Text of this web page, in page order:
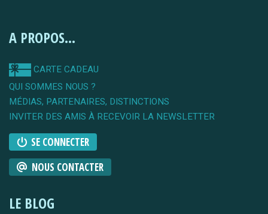
A PROPOS...
CARTE CADEAU
QUI SOMMES NOUS ?
MÉDIAS, PARTENAIRES, DISTINCTIONS
INVITER DES AMIS À RECEVOIR LA NEWSLETTER
SE CONNECTER
NOUS CONTACTER
LE BLOG